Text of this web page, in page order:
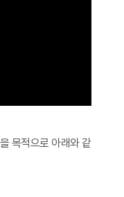
목적으로 아래와 같